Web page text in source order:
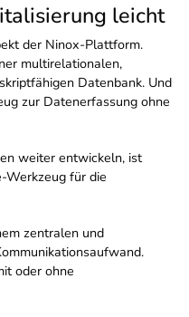
leicht
der Ninox-Plattform.
multirelationalen,
Datenbank. Und
zur Datenerfassung ohne
weiter entwickeln, ist
Werkzeug für die
zentralen und
oder ohne